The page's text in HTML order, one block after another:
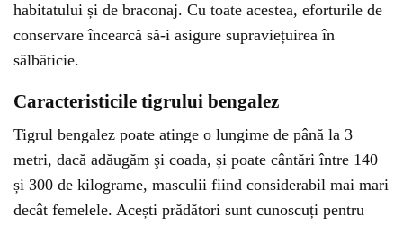
habitatului și de braconaj. Cu toate acestea, eforturile de
conservare încearcă să-i asigure supraviețuirea în
sălbăticie.
Caracteristicile tigrului bengalez
Tigrul bengalez poate atinge o lungime de până la 3
metri, dacă adăugăm şi coada, și poate cântări între 140
și 300 de kilograme, masculii fiind considerabil mai mari
decât femelele. Acești prădători sunt cunoscuți pentru